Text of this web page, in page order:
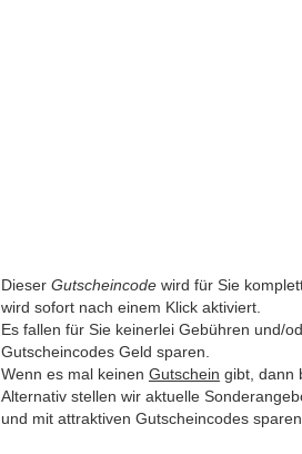
Dieser Gutscheincode wird für Sie
wird sofort nach einem Klick aktiviert.
Es fallen für Sie keinerlei Gebühren und/
Gutscheincodes Geld sparen.
Wenn es mal keinen Gutschein gibt, dann
Alternativ stellen wir aktuelle
und mit attraktiven Gutscheincodes